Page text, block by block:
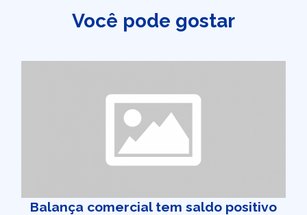
Você pode gostar
Balança comercial tem saldo positivo